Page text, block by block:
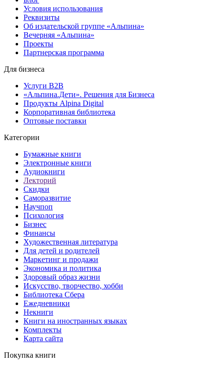
Условия использования
Реквизиты
Об издательской группе «Альпина»
Вечерняя «Альпина»
Проекты
Партнерская программа
Для бизнеса
Услуги B2B
«Альпина.Дети». Решения для Бизнеса
Продукты Alpina Digital
Корпоративная библиотека
Оптовые поставки
Категории
Бумажные книги
Электронные книги
Аудиокниги
Лекторий
Скидки
Саморазвитие
Научпоп
Психология
Бизнес
Финансы
Художественная литература
Для детей и родителей
Маркетинг и продажи
Экономика и политика
Здоровый образ жизни
Искусство, творчество, хобби
Библиотека Сбера
Ежедневники
Некниги
Книги на иностранных языках
Комплекты
Карта сайта
Покупка книги